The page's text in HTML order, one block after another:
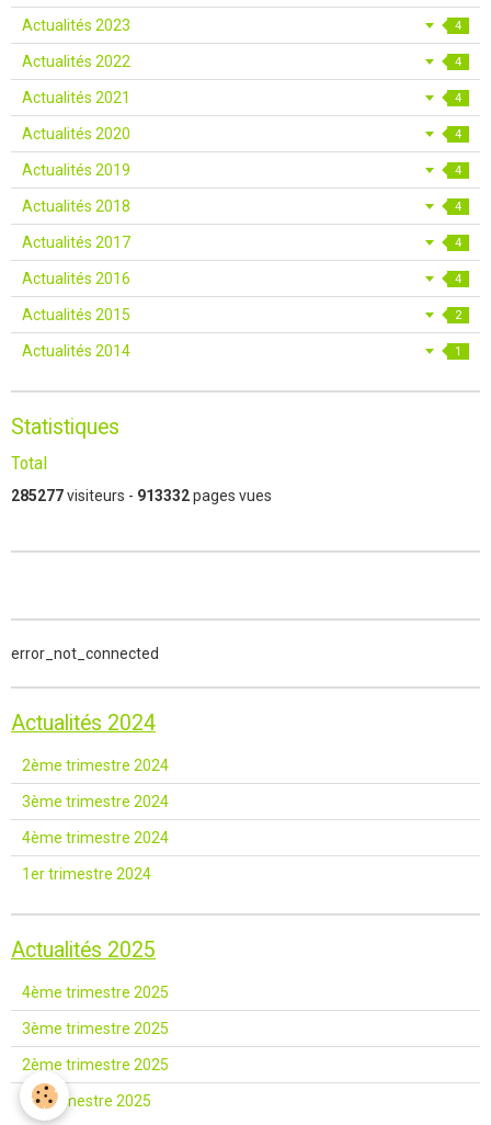
Actualités 2023 4
Actualités 2022 4
Actualités 2021 4
Actualités 2020 4
Actualités 2019 4
Actualités 2018 4
Actualités 2017 4
Actualités 2016 4
Actualités 2015 2
Actualités 2014 1
Statistiques
Total
285277visiteurs - 913332pages vues
error_not_connected
Actualités 2024
2ème trimestre 2024
3ème trimestre 2024
4ème trimestre 2024
1er trimestre 2024
Actualités 2025
4ème trimestre 2025
3ème trimestre 2025
2ème trimestre 2025
1er trimestre 2025